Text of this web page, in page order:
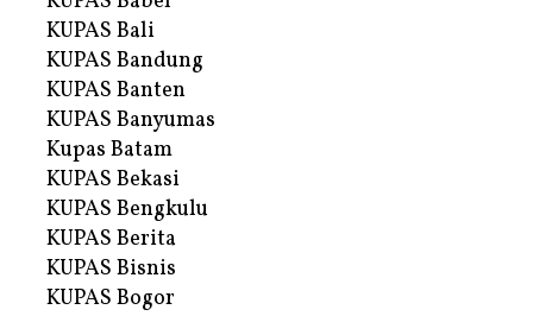
KUPAS Bali
KUPAS Bandung
KUPAS Banten
KUPAS Banyumas
Kupas Batam
KUPAS Bekasi
KUPAS Bengkulu
KUPAS Berita
KUPAS Bisnis
KUPAS Bogor